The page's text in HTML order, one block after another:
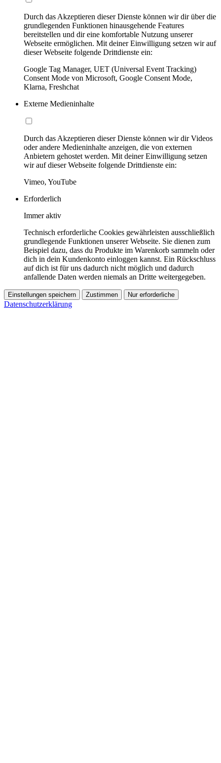
Durch das Akzeptieren dieser Dienste können wir dir über die
grundlegenden Funktionen hinausgehende Features
bereitstellen und dir eine komfortable Nutzung unserer
Webseite ermöglichen. Mit deiner Einwilligung setzen wir auf
dieser Webseite folgende Drittdienste ein:
Google Tag Manager, UET (Universal Event Tracking)
Consent Mode von Microsoft, Google Consent Mode,
Klarna, Freshchat
Externe Medieninhalte
Durch das Akzeptieren dieser Dienste können wir dir Videos
oder andere Medieninhalte anzeigen, die von externen
Anbietern gehostet werden. Mit deiner Einwilligung setzen
wir auf dieser Webseite folgende Drittdienste ein:
Vimeo, YouTube
Erforderlich
Immer aktiv
Technisch erforderliche Cookies gewährleisten ausschließlich
grundlegende Funktionen unserer Webseite. Sie dienen zum
Beispiel dazu, dass du Produkte im Warenkorb sammeln oder
dich in dein Kundenkonto einloggen kannst. Ein Rückschluss
auf dich ist für uns dadurch nicht möglich und dadurch
anfallende Daten werden niemals an Dritte weitergegeben.
Einstellungen speichern Zustimmen Nur erforderliche
Datenschutzerklärung